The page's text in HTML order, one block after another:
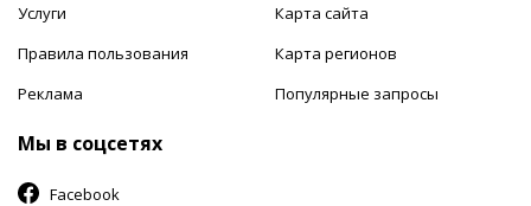
Услуги
Правила пользования
Реклама
Карта сайта
Карта регионов
Популярные запросы
Мы в соцсетях
Facebook